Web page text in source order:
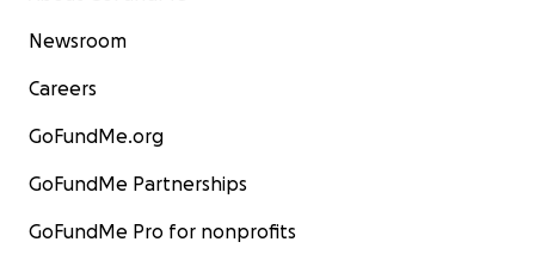
Newsroom
Careers
GoFundMe.org
GoFundMe Partnerships
GoFundMe Pro for nonprofits